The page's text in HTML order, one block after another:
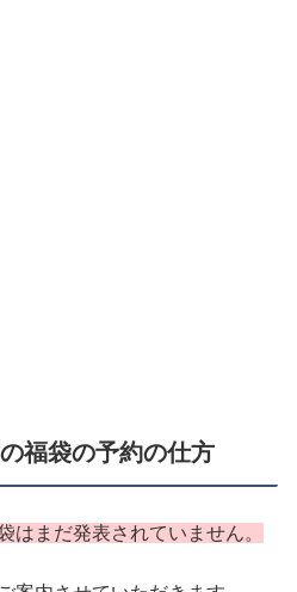
福袋の予約の仕方
はまだ発表されていません。